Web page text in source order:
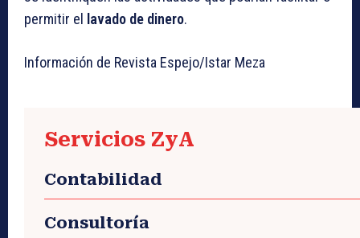
permitir el
lavado de dinero.
Información de Revista Espejo/Istar Meza
Servicios ZyA
Contabilidad
Consultoría